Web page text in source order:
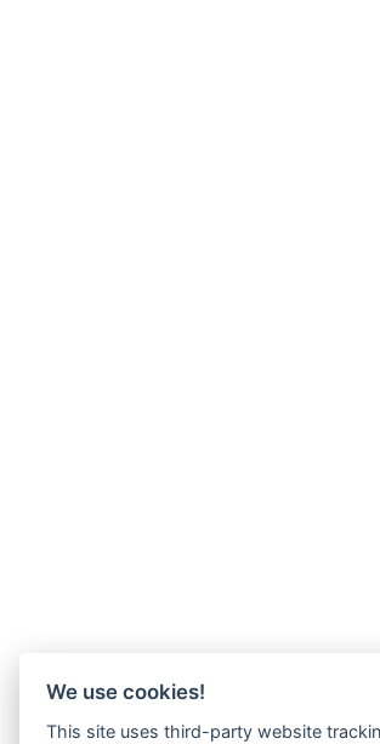
We use cookies!
This site uses third-party website